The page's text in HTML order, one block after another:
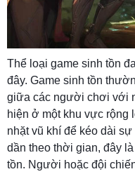
Thể loại game sinh tồn
đây. Game sinh tồn
giữa các người chơi với
hiện ở một khu vực rộng
nhặt vũ khí để kéo dài
dần theo thời gian, đây
tồn. Người hoặc đội